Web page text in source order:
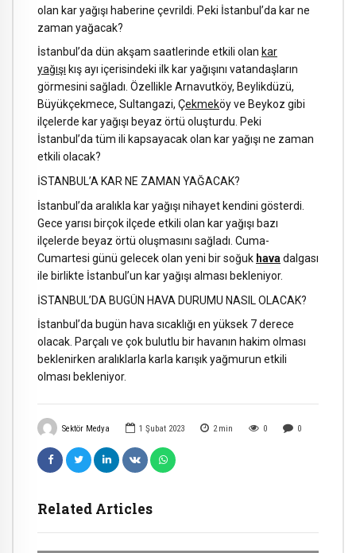
Sektör Medya 1 Şubat 2023 2 min 0 0
Related Articles
olan kar yağışı haberine çevrildi. Peki İstanbul’da kar ne
zaman yağacak?
İstanbul’da dün akşam saatlerinde etkili olan kar
yağışı kış ayı içerisindeki ilk kar yağışını vatandaşların
görmesini sağladı. Özellikle Arnavutköy, Beylikdüzü,
Büyükçekmece, Sultangazi, Çekmeköy ve Beykoz gibi
ilçelerde kar yağışı beyaz örtü oluşturdu. Peki
İstanbul’da tüm ili kapsayacak olan kar yağışı ne zaman
etkili olacak?
İSTANBUL’A KAR NE ZAMAN YAĞACAK?
İstanbul’da aralıkla kar yağışı nihayet kendini gösterdi.
Gece yarısı birçok ilçede etkili olan kar yağışı bazı
ilçelerde beyaz örtü oluşmasını sağladı. Cuma-
Cumartesi günü gelecek olan yeni bir soğuk hava dalgası
ile birlikte İstanbul’un kar yağışı alması bekleniyor.
İSTANBUL’DA BUGÜN HAVA DURUMU NASIL OLACAK?
İstanbul’da bugün hava sıcaklığı en yüksek 7 derece
olacak. Parçalı ve çok bulutlu bir havanın hakim olması
beklenirken aralıklarla karla karışık yağmurun etkili
olması bekleniyor.